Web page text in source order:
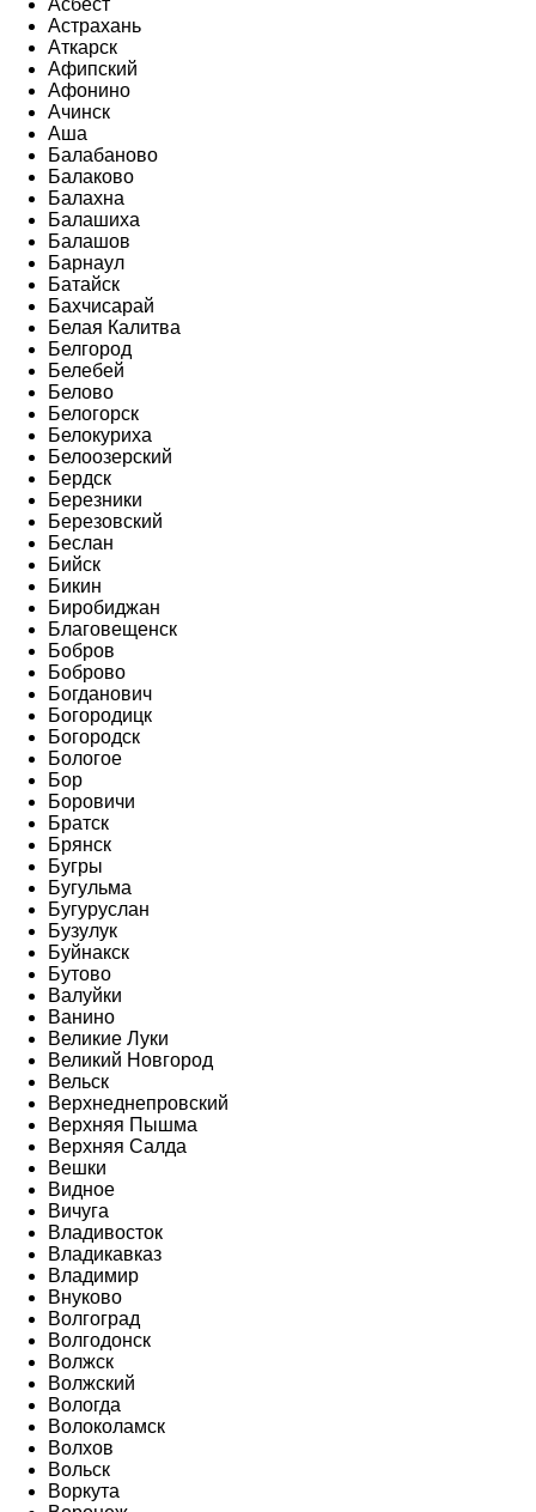
Асбест
Астрахань
Аткарск
Афипский
Афонино
Ачинск
Аша
Балабаново
Балаково
Балахна
Балашиха
Балашов
Барнаул
Батайск
Бахчисарай
Белая Калитва
Белгород
Белебей
Белово
Белогорск
Белокуриха
Белоозерский
Бердск
Березники
Березовский
Беслан
Бийск
Бикин
Биробиджан
Благовещенск
Бобров
Боброво
Богданович
Богородицк
Богородск
Бологое
Бор
Боровичи
Братск
Брянск
Бугры
Бугульма
Бугуруслан
Бузулук
Буйнакск
Бутово
Валуйки
Ванино
Великие Луки
Великий Новгород
Вельск
Верхнеднепровский
Верхняя Пышма
Верхняя Салда
Вешки
Видное
Вичуга
Владивосток
Владикавказ
Владимир
Внуково
Волгоград
Волгодонск
Волжск
Волжский
Вологда
Волоколамск
Волхов
Вольск
Воркута